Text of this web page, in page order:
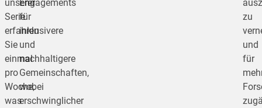
unserer
Serie
erfahren
Sie
einmal
pro
Woche,
was
Engagements
für
inklusivere
und
nachhaltigere
Gemeinschaften,
wobei
erschwinglicher
zu
und
für